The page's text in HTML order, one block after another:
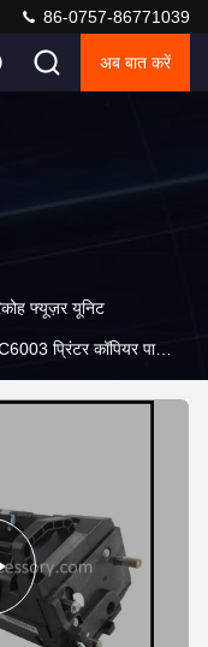
86-0757-86771039
अब बात करें
फ्यूज़र यूनिट
प्रिंटर कॉपियर पार्ट्स